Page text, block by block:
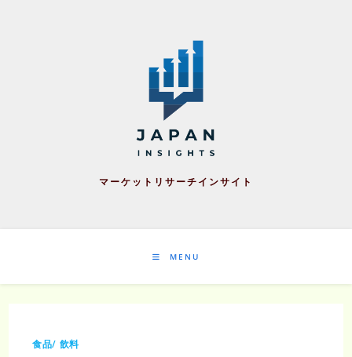
マーケットリサーチインサイト
MENU
食品/ 飲料